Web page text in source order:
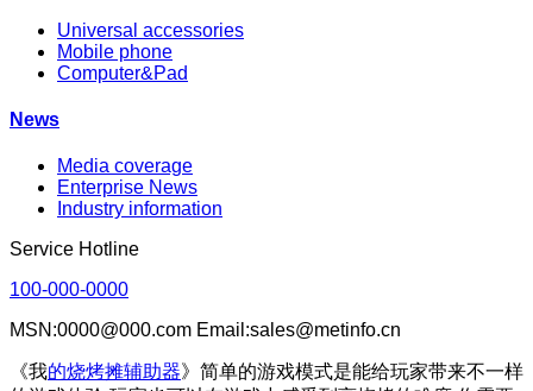
Universal accessories
Mobile phone
Computer&Pad
News
Media coverage
Enterprise News
Industry information
Service Hotline
100-000-0000
MSN:0000@000.com Email:sales@metinfo.cn
《我的烧烤摊辅助器》简单的游戏模式是能给玩家带来不一样